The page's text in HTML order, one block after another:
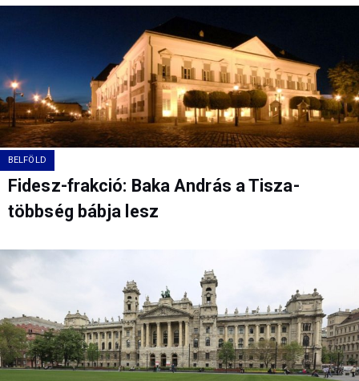
BELFÖLD
Fidesz-frakció: Baka András a Tisza-
többség bábja lesz